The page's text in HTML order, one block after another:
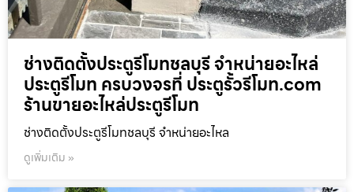
ช่างติดตั้งประตูรีโมทชลบุรี จำหน่ายอะไหล่
ประตูรีโมท ครบวงจรที่ ประตูรั้วรีโมท.com
ร้านขายอะไหล่ประตูรีโมท
ช่างติดตั้งประตูรีโมทชลบุรี จำหน่ายอะไหล
ดูเพิ่มเติม »